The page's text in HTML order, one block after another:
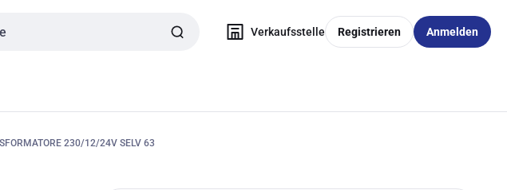
Verkaufsstelle Registrieren Anmelden
230/12/24V SELV 63